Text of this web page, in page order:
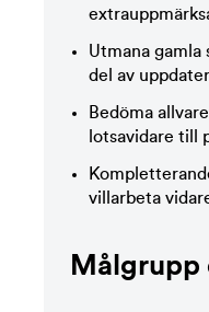
Utmana gamla
del av
Bedöma
lotsavidare till
villarbeta
Målgrupp